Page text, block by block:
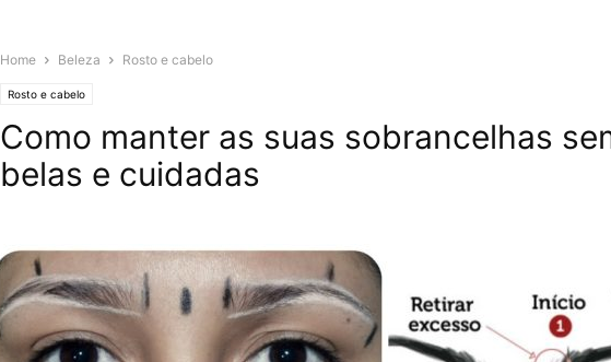
Home Beleza Rosto e cabelo
Rosto e cabelo
Como manter as suas sobrancelhas
belas e cuidadas